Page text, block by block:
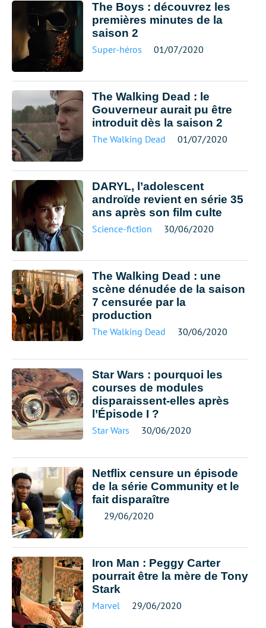
The Boys : découvrez les
premières minutes de la
saison 2
Super-héros 01/07/2020
The Walking Dead : le
Gouverneur aurait pu être
introduit dès la saison 2
The Walking Dead 01/07/2020
DARYL, l’adolescent
androïde revient en série 35
ans après son film culte
Science-fiction 30/06/2020
The Walking Dead : une
scène dénudée de la saison
7 censurée par la
production
The Walking Dead 30/06/2020
Star Wars : pourquoi les
courses de modules
disparaissent-elles après
l’Épisode I ?
Star Wars 30/06/2020
Netflix censure un épisode
de la série Community et le
fait disparaître
29/06/2020
Iron Man : Peggy Carter
pourrait être la mère de Tony
Stark
Marvel 29/06/2020